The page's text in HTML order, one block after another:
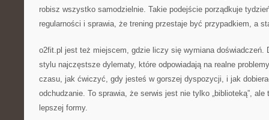
robisz wszystko samodzielnie. Takie podejście porządkuje
regularności i sprawia, że trening przestaje być przypadkiem, a
o2fit.pl jest też miejscem, gdzie liczy się wymiana doświadczeń.
stylu najczęstsze dylematy, które odpowiadają na realne
czasu, jak ćwiczyć, gdy jesteś w gorszej dyspozycji, i jak
odchudzanie. To sprawia, że serwis jest nie tylko „biblioteką”, ale
lepszej formy.